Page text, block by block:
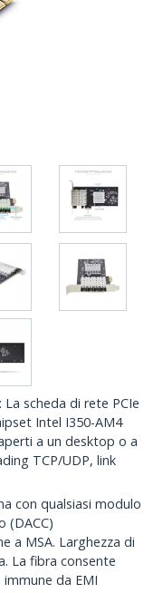
La scheda di rete PCIe
Intel I350-AM4
a un desktop o a
TCP/UDP, link
con qualsiasi modulo
(DACC)
a MSA. Larghezza di
La fibra consente
da EMI